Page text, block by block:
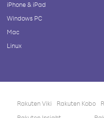
iPhone & iPad
Windows PC
Mac
Linux
Rakuten Viki Rakuten Kobo